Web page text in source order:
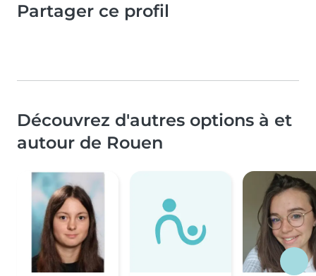
Partager ce profil
Découvrez d'autres options à et
autour de Rouen